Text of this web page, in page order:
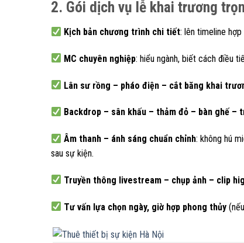
2. Gói dịch vụ lễ khai trương
Kịch bản chương trình chi tiết: lên timeline
MC chuyên nghiệp: hiểu ngành, biết cách điều
Lân sư rồng – pháo điện – cắt băng khai
Backdrop – sân khấu – thảm đỏ – bàn ghế
Âm thanh – ánh sáng chuẩn chỉnh: không hú
sau sự kiện.
Truyền thông livestream – chụp ảnh – clip
Tư vấn lựa chọn ngày, giờ hợp phong thủy